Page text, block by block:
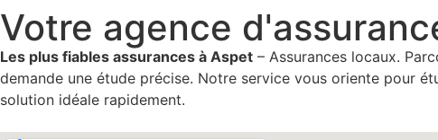
Votre agence
Les plus fiables assurances à Aspet – Assurances locaux.
demande une étude précise. Notre service vous oriente pour
solution idéale rapidement.